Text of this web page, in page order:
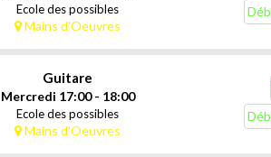
Ecole des possibles
Mains d'Oeuvres
Guitare
Mercredi 17:00 - 18:00
Ecole des possibles
Mains d'Oeuvres